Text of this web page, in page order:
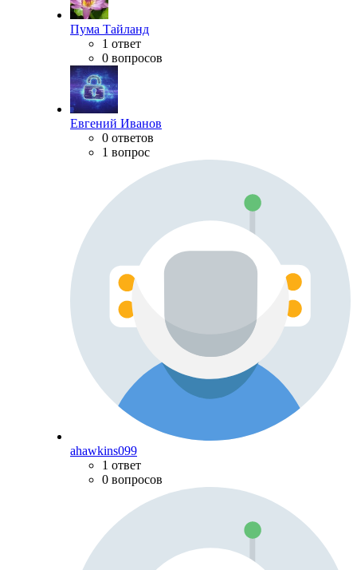
Пума Тайланд
1 ответ
0 вопросов
Евгений Иванов
0 ответов
1 вопрос
ahawkins099
1 ответ
0 вопросов